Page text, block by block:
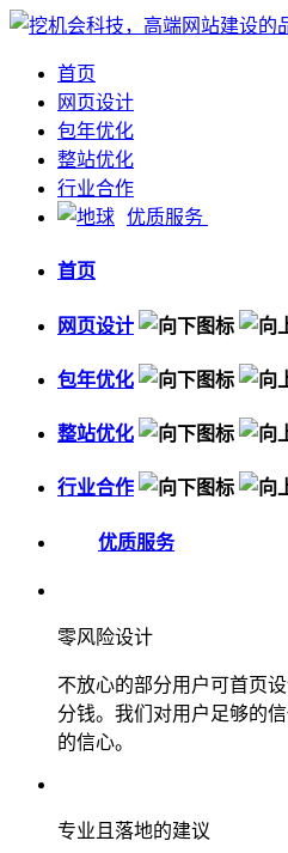
首页
网页设计
包年优化
整站优化
行业合作
优质服务
首页
网页设计
包年优化
整站优化
行业合作
优质服务
零风险设计
不放心的部分用户可首页
分钱。我们对用户足够的
的信心。
专业且落地的建议